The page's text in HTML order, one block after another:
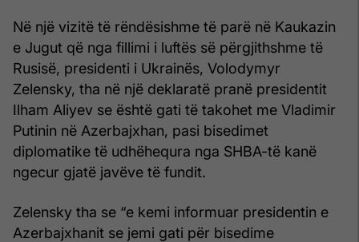
Në një vizitë të rëndësishme të parë në Kaukazin
e Jugut që nga fillimi i luftës së përgjithshme të
Rusisë, presidenti i Ukrainës, Volodymyr
Zelensky, tha në një deklaratë pranë presidentit
Ilham Aliyev se është gati të takohet me Vladimir
Putinin në Azerbajxhan, pasi bisedimet
diplomatike të udhëhequra nga SHBA-të kanë
ngecur gjatë javëve të fundit.
Zelensky tha se “e kemi informuar presidentin e
Azerbajxhanit se jemi gati për bisedime